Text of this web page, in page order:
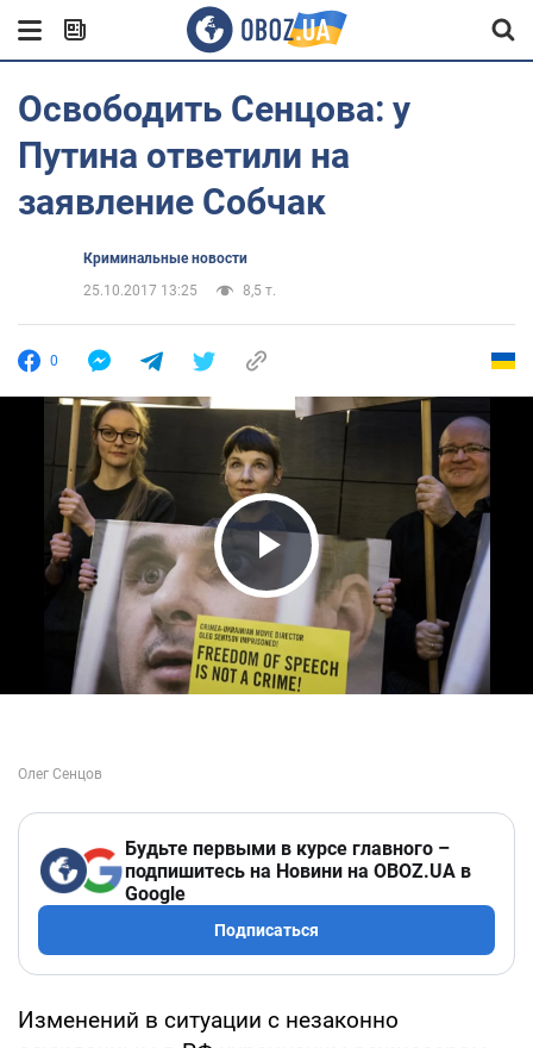
Освободить Сенцова: у
Путина ответили на
заявление Собчак
Криминальные новости
25.10.2017 13:25
8,5 т.
0
Play Video
Будьте первыми в курсе главного –
подпишитесь на Новини на OBOZ.UA в
Google
Подписаться
Изменений в ситуации с незаконно